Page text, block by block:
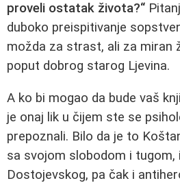
proveli ostatak života?“
duboko preispitivanje
možda za strast, ali za miran
poput dobrog starog Ljevina.
A ko bi mogao da bude vaš
je onaj lik u čijem ste se
prepoznali. Bilo da je to
sa svojom slobodom i tugom,
Dostojevskog, pa čak i